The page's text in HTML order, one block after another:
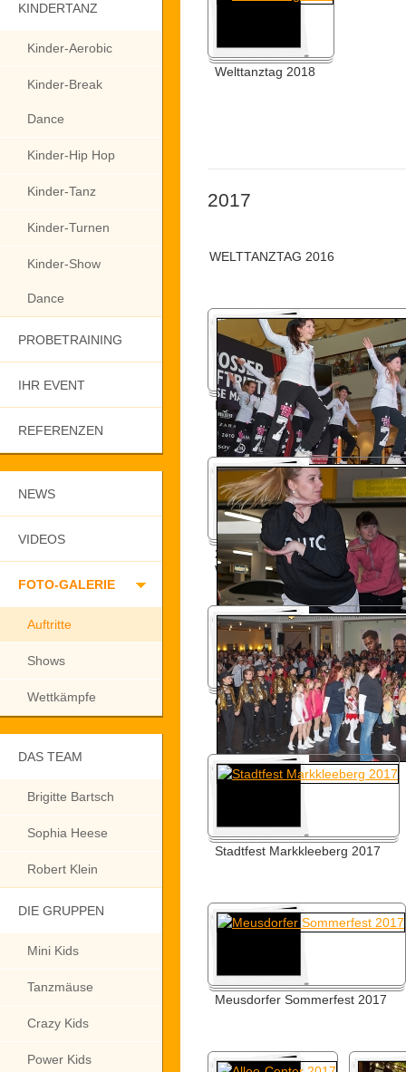
KINDERTANZ
Kinder-Aerobic
Kinder-Break
Dance
Kinder-Hip Hop
Kinder-Tanz
Kinder-Turnen
Kinder-Show
Dance
PROBETRAINING
IHR EVENT
REFERENZEN
NEWS
VIDEOS
FOTO-GALERIE
Auftritte
Shows
Wettkämpfe
DAS TEAM
Brigitte Bartsch
Sophia Heese
Robert Klein
DIE GRUPPEN
Mini Kids
Tanzmäuse
Crazy Kids
Power Kids
Welttanztag 2018
2017
WELTTANZTAG 2016
Nova Eventis 2017
2017 öffentliche Generalprobe
Welttanztag
Oper Leipzig 2017
Stadtfest Markkleeberg 2017
Meusdorfer Sommerfest 2017